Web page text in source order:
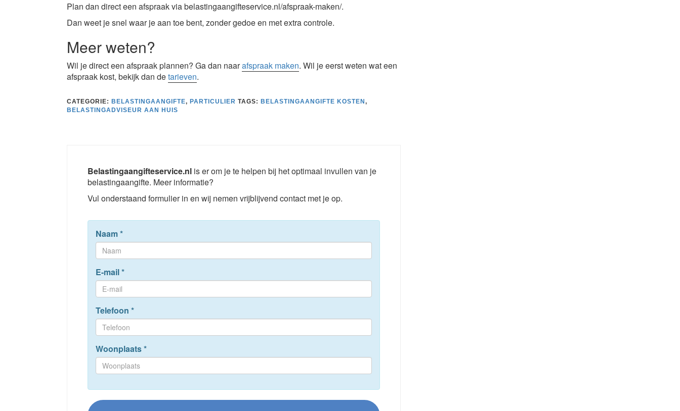
Plan dan direct een afspraak via belastingaangifteservice.nl/afspraak-maken/.
Dan weet je snel waar je aan toe bent, zonder gedoe en met extra controle.
Meer weten?
Wil je direct een afspraak plannen? Ga dan naarafspraak maken. Wil je eerst weten wat een
afspraak kost, bekijk dan detarieven.
CATEGORIE: BELASTINGAANGIFTE, PARTICULIER TAGS: BELASTINGAANGIFTE KOSTEN ,
BELASTINGADVISEUR AAN HUIS
Belastingaangifteservice.nl is er om je te helpen bij het optimaal invullen van je
belastingaangifte. Meer informatie?
Vul onderstaand formulier in en wij nemen vrijblijvend contact met je op.
Naam*
E-mail*
Telefoon *
Woonplaats*